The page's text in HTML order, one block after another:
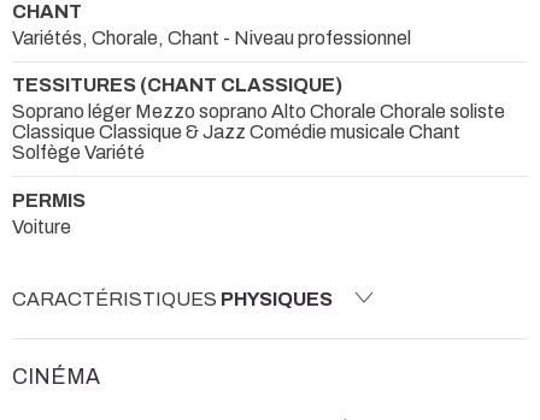
CHANT
Variétés, Chorale, Chant - Niveau professionnel
TESSITURES (CHANT CLASSIQUE)
Soprano léger Mezzo soprano Alto Chorale Chorale soliste
Classique Classique & Jazz Comédie musicale Chant
Solfège Variété
PERMIS
Voiture
CARACTÉRISTIQUES PHYSIQUES
CINÉMA